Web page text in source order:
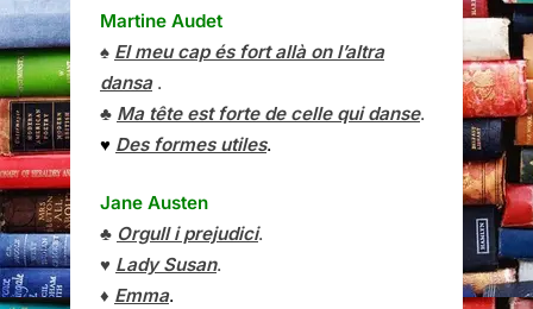
Martine Audet
♠ El meu cap és fort allà on l’altra
dansa.
♣ Ma tête est forte de celle qui danse.
♥ Des formes utiles.
Jane Austen
♣ Orgull i prejudici.
♥ Lady Susan.
♦ Emma.